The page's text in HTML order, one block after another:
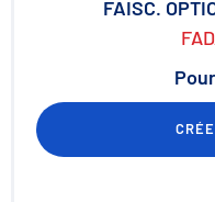
FAISC.